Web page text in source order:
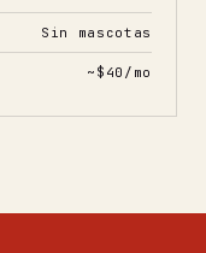
Sin mascotas
~$40/mo